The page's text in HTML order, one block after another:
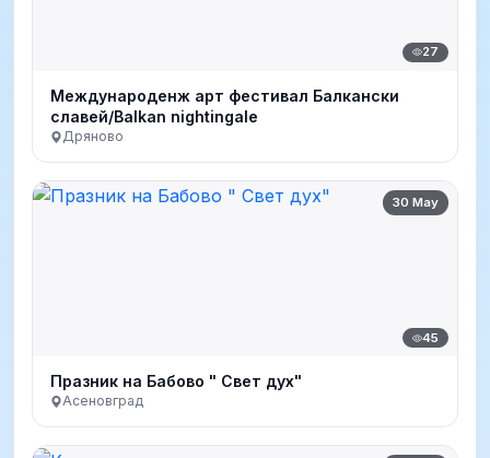
27
Международенж арт фестивал Балкански
славей/Balkan nightingale
Дряново
30 May
45
Празник на Бабово " Свет дух"
Асеновград